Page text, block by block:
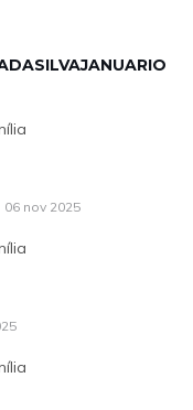
06 nov 2025